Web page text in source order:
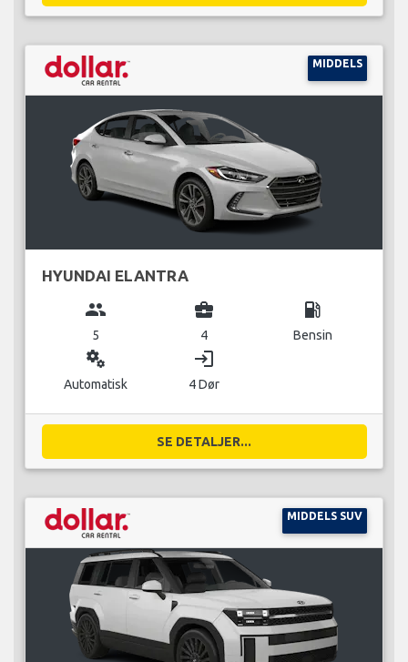
MIDDELS
HYUNDAI ELANTRA
group
5
business_center
4
local_gas_station
Bensin
miscellaneous_services
Automatisk
login
4 Dør
SE DETALJER...
MIDDELS SUV